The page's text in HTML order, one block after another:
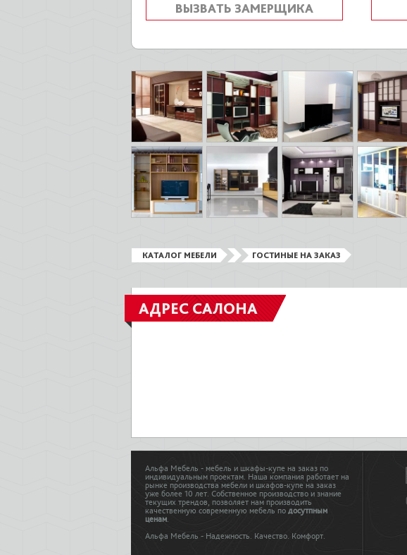
ВЫЗВАТЬ ЗАМЕРЩИКА
КАТАЛОГ МЕБЕЛИ ГОСТИНЫЕ НА ЗАКАЗ
АДРЕС САЛОНА
Альфа Мебель - мебель и шкафы-купе на заказ по
индивидуальным проектам. Наша компания работает на
рынке производства мебели и шкафов-купе на заказ
уже более 10 лет. Собственное производство и знание
текущих трендов, позволяет нам производить
качественную современную мебель по досутпным
ценам.
Альфа Мебель - Надежность. Качество. Комфорт.